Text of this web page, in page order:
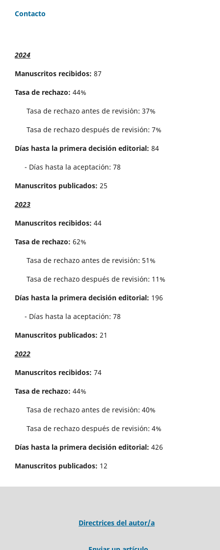
Contacto
2024
Manuscritos recibidos: 87
Tasa de rechazo: 44%
Tasa de rechazo antes de revisi´on: 37%
Tasa de rechazo después de revisión: 7%
Días hasta la primera decisión editorial: 84
- Días hasta la aceptación: 78
Manuscritos publicados: 25
2023
Manuscritos recibidos: 44
Tasa de rechazo: 62%
Tasa de rechazo antes de revisi´on: 51%
Tasa de rechazo después de revisión: 11%
Días hasta la primera decisión editorial: 196
- Días hasta la aceptación: 78
Manuscritos publicados: 21
2022
Manuscritos recibidos: 74
Tasa de rechazo: 44%
Tasa de rechazo antes de revisi´on: 40%
Tasa de rechazo después de revisión: 4%
Días hasta la primera decisión editorial: 426
Manuscritos publicados: 12
Directrices del autor/a